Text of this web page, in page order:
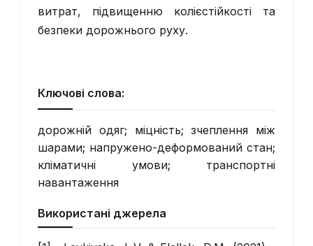
витрат, підвищенню колієстійкості та
безпеки дорожнього руху.
Ключові слова:
дорожній одяг; міцність; зчеплення між
шарами; напружено-деформований стан;
кліматичні умови; транспортні
навантаження
Використані джерела